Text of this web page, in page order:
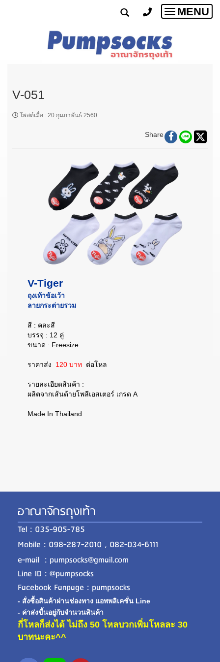
Toggle
MENU
V-051
โพสต์เมื่อ : 20 กุมภาพันธ์ 2560
Share
V-Tiger
ถุงเท้าข้อเว้า
ลายกระต่ายรวม
สี : คละสี
บรรจุ : 12 คู่
ขนาด : Freesize
ราคาส่ง 120 บาท ต่อโหล
รายละเอียดสินค้า :
ผลิตจากเส้นด้ายโพลีเอสเตอร์ เกรด A
Made In Thailand
อาณาจักรถุงเท้า
Tel : 035-905-785
Mobile : 098-287-2010 , 082-034-6111
e-mail : pumpsocks@gmail.com
Line ID : @pumpsocks
Facebook Fanpage : pumpsocks
- สั่งซื้อสินค้าผ่านช่องทาง แอพพลิเคชั่น Line
- ค่าส่งขี้นอยู่กับจำนวนสินค้า
กี่โหลก็ส่งได้ ไม่ถึง 50 โหลบวกเพิ่มโหลละ 30
บาทนะคะ^^